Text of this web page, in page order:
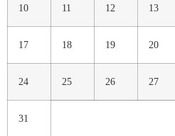
10 11 12 13
17 18 19 20
24 25 26 27
31